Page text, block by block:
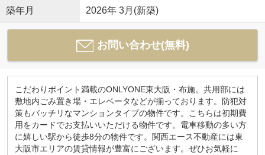
築年月 2026年 3月(新築)
お問い合わせ(無料)
こだわりポイント満載のONLYONE東大阪・布施。共用部には
敷地内ごみ置き場・エレベータなどが揃っております。防犯対
策もバッチリなマンションタイプの物件です。こちらは初期費
用をカードでお支払いいただける物件です。電車移動の多い方
に嬉しい駅から徒歩8分の物件です。関西エース不動産には東
大阪市エリアの賃貸情報が豊富にございます。ぜひお気軽に